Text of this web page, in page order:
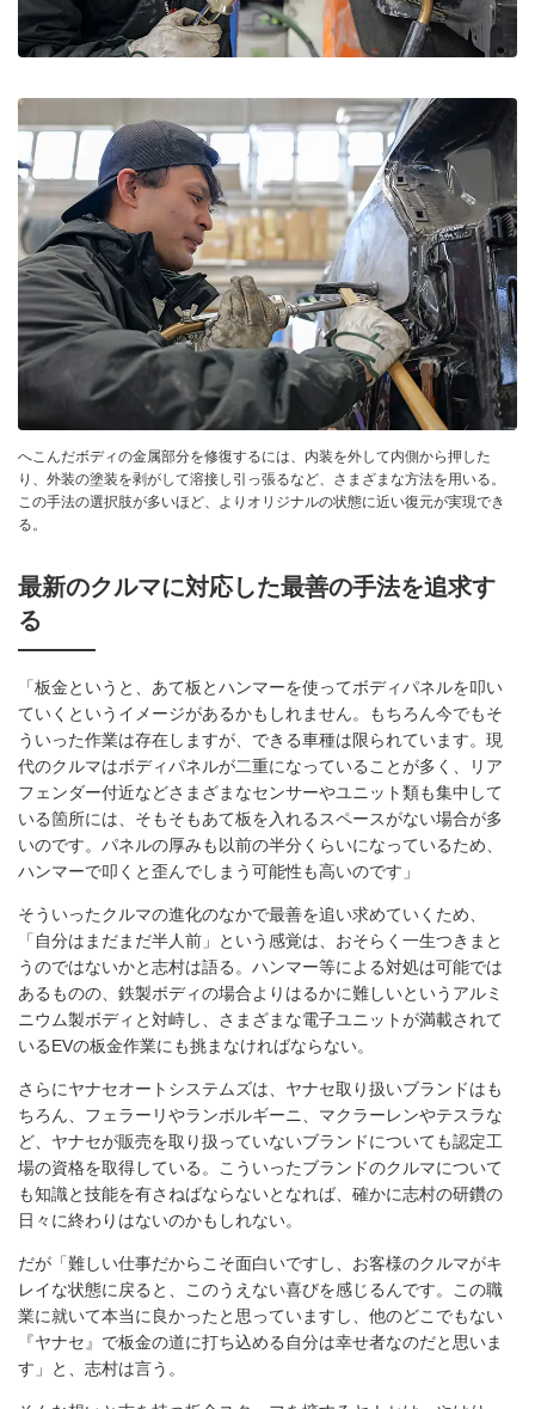
へこんだボディの金属部分を修復するには、内装を外して内側から押した
り、外装の塗装を剥がして溶接し引っ張るなど、さまざまな方法を用いる。
この手法の選択肢が多いほど、よりオリジナルの状態に近い復元が実現でき
る。
最新のクルマに対応した最善の手法を追求す
る
「板金というと、あて板とハンマーを使ってボディパネルを叩い
ていくというイメージがあるかもしれません。もちろん今でもそ
ういった作業は存在しますが、できる車種は限られています。現
代のクルマはボディパネルが二重になっていることが多く、リア
フェンダー付近などさまざまなセンサーやユニット類も集中して
いる箇所には、そもそもあて板を入れるスペースがない場合が多
いのです。パネルの厚みも以前の半分くらいになっているため、
ハンマーで叩くと歪んでしまう可能性も高いのです」
そういったクルマの進化のなかで最善を追い求めていくため、
「自分はまだまだ半人前」という感覚は、おそらく一生つきまと
うのではないかと志村は語る。ハンマー等による対処は可能では
あるものの、鉄製ボディの場合よりはるかに難しいというアルミ
ニウム製ボディと対峙し、さまざまな電子ユニットが満載されて
いるEVの板金作業にも挑まなければならない。
さらにヤナセオートシステムズは、ヤナセ取り扱いブランドはも
ちろん、フェラーリやランボルギーニ、マクラーレンやテスラな
ど、ヤナセが販売を取り扱っていないブランドについても認定工
場の資格を取得している。こういったブランドのクルマについて
も知識と技能を有さねばならないとなれば、確かに志村の研鑽の
日々に終わりはないのかもしれない。
だが「難しい仕事だからこそ面白いですし、お客様のクルマがキ
レイな状態に戻ると、このうえない喜びを感じるんです。この職
業に就いて本当に良かったと思っていますし、他のどこでもない
『ヤナセ』で板金の道に打ち込める自分は幸せ者なのだと思いま
す」と、志村は言う。